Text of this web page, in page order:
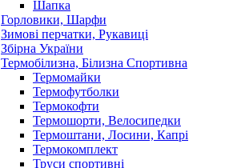
Шапка
Горловики, Шарфи
Зимові перчатки, Рукавиці
Збірна України
Термобілизна, Білизна Спортивна
Термомайки
Термофутболки
Термокофти
Термошорти, Велосипедки
Термоштани, Лосини, Капрі
Термокомплект
Труси спортивні